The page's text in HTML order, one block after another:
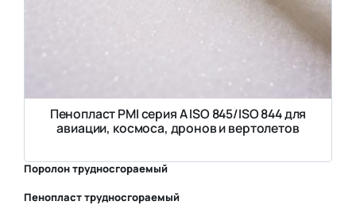
Пенопласт PMI серия A ISO 845/ISO 844 для
авиации, космоса, дронов и вертолетов
Поролон трудносгораемый
Пенопласт трудносгораемый